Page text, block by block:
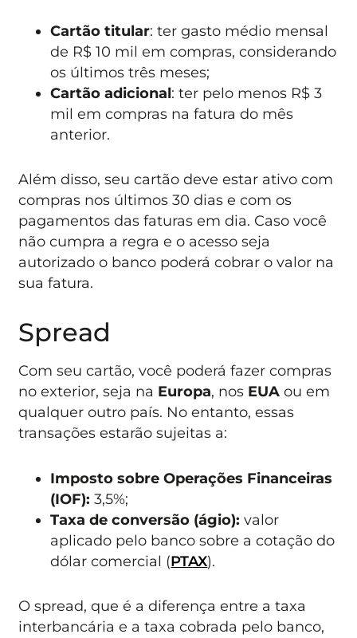
Cartão titular: ter gasto médio mensal
de R$ 10 mil em compras, considerando
os últimos três meses;
Cartão adicional: ter pelo menos R$ 3
mil em compras na fatura do mês
anterior.
Além disso, seu cartão deve estar ativo com
compras nos últimos 30 dias e com os
pagamentos das faturas em dia. Caso você
não cumpra a regra e o acesso seja
autorizado o banco poderá cobrar o valor na
sua fatura.
Spread
Com seu cartão, você poderá fazer compras
no exterior, seja na Europa, nos EUAou em
qualquer outro país. No entanto, essas
transações estarão sujeitas a:
Imposto sobre Operações Financeiras
(IOF): 3,5%;
Taxa de conversão (ágio): valor
aplicado pelo banco sobre a cotação do
dólar comercial (PTAX).
O spread, que é a diferença entre a taxa
interbancária e a taxa cobrada pelo banco,